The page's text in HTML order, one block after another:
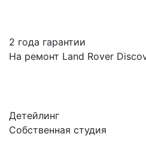
2 года гарантии
На ремонт Land Rover
Детейлинг
Собственная студия